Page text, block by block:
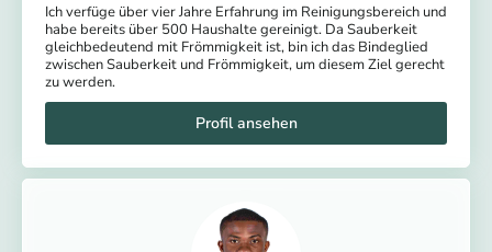
Ich verfüge über vier Jahre Erfahrung im Reinigungsbereich und
habe bereits über 500 Haushalte gereinigt. Da Sauberkeit
gleichbedeutend mit Frömmigkeit ist, bin ich das Bindeglied
zwischen Sauberkeit und Frömmigkeit, um diesem Ziel gerecht
zu werden.